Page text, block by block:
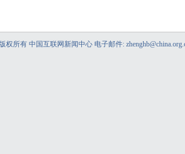
版权所有 中国互联网新闻中心 电子邮件: